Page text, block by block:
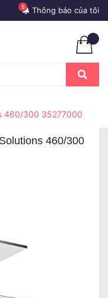
Thông báo của tôi
8
460/300 35277000
460/300